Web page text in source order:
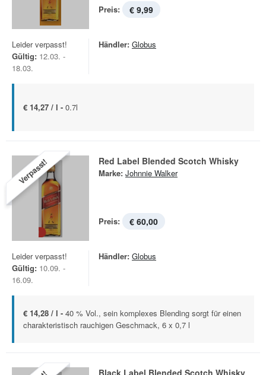
Preis: € 9,99
Leider verpasst!
Gültig: 12.03. -
18.03.
Händler: Globus
€ 14,27 / l - 0.7l
Verpasst! Red Label Blended Scotch Whisky
Marke: Johnnie Walker
Preis: € 60,00
Leider verpasst!
Gültig: 10.09. -
16.09.
Händler: Globus
€ 14,28 / l - 40 % Vol., sein komplexes Blending sorgt für einen
charakteristisch rauchigen Geschmack, 6 x 0,7 l
Black Label Blended Scotch Whisky